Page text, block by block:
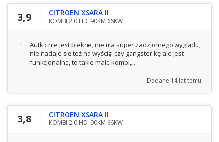
3,9 CITROEN XSARA II
KOMBI 2.0 HDI 90KM 66KW
Autko nie jest piekne, nie ma super zadziornego wyglądu,
nie nadaje się też na wyścigi czy gangster-kę ale jest
funkcjonalne, to takie małe kombi,...
Dodane 14 lat temu
3,8 CITROEN XSARA II
KOMBI 2.0 HDI 90KM 66KW